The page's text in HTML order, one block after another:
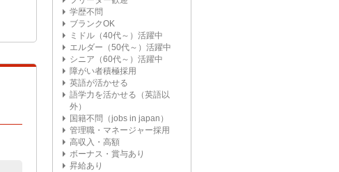
学歴不問
ブランクOK
ミドル（40代～）活躍中
エルダー（50代～）活躍中
シニア（60代～）活躍中
障がい者積極採用
英語が活かせる
語学力を活かせる（英語以
外）
国籍不問（jobs in japan）
管理職・マネージャー採用
高収入・高額
ボーナス・賞与あり
昇給あり